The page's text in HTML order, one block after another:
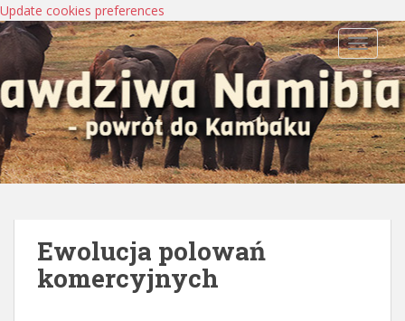
Update cookies preferences
Ewolucja polowań
komercyjnych